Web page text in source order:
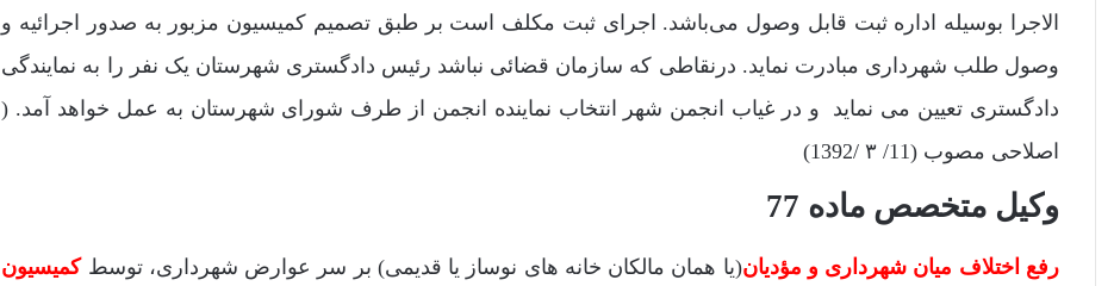
‌الاجرا بوسیله ‌اداره ثبت قابل وصول می‌باشد. اجرای ثبت مکلف است بر طبق تصمیم کمیسیون مزبور به صدور اجرائیه و
وصول طلب شهرداری مبادرت نماید. در‌نقاطی که سازمان قضائی نباشد رئیس دادگستری شهرستان یک نفر را به نمایندگی
دادگستری تعیین می نماید و در غیاب انجمن شهر انتخاب نماینده ‌انجمن از طرف شورای شهرستان به عمل خواهد آمد. (
اصلاحی مصوب (11/ ۳ /1392)
وکیل متخصص ماده 77
رفع اختلاف میان شهرداری و مؤدیان(یا همان مالکان خانه های نوساز یا قدیمی) بر سر عوارض شهرداری، توسطکمیسیون